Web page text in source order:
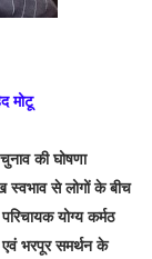
मोटू
की घोषणा
स्वभाव से लोगों के बीच
योग्य कर्मठ
एवं भरपूर समर्थन के